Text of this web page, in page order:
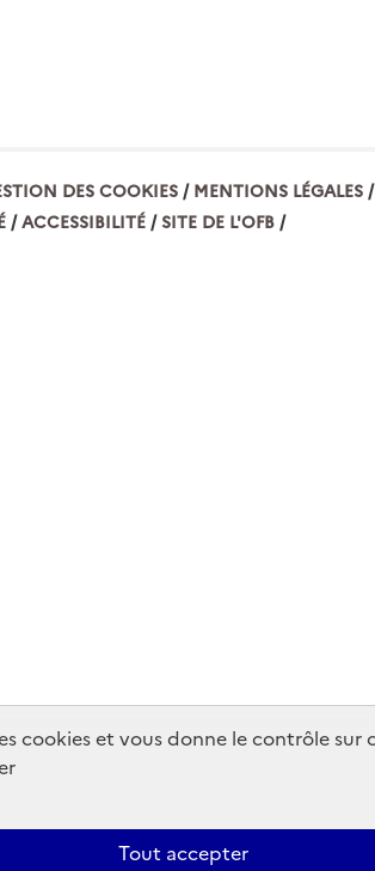
cookies et vous donne le contrôle sur
Tout accepter
DES COOKIES
MENTIONS LÉGALES
ACCESSIBILITÉ
SITE DE L'OFB